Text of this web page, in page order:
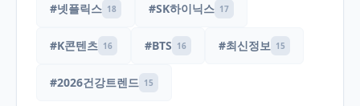
#넷플릭스 18 #SK하이닉스 17
#K콘텐츠 16 #BTS 16 #최신정보 15
#2026건강트렌드 15